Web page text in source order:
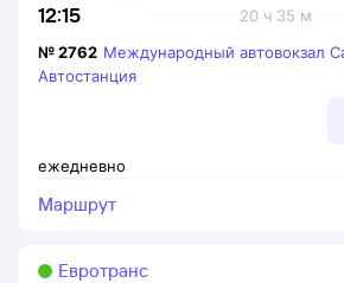
12:15 20 ч 35 м
ежедневно
№2762 Международный автовокзал
Автостанция
Маршрут
Евротранс